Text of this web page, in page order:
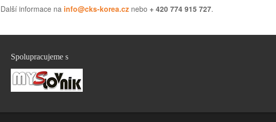
Další informace na info@cks-korea.cz nebo + 420 774 915 727.
Spolupracujeme s